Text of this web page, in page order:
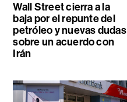
Wall Street cierra a la
baja por el repunte del
petróleo y nuevas dudas
sobre un acuerdo con
Irán